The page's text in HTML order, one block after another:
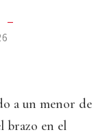
—
a un menor de
brazo en el